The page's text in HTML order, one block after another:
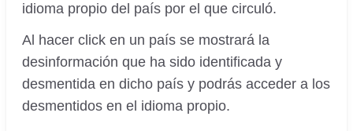
idioma propio del país por el que circuló.
Al hacer click en un país se mostrará la
desinformación que ha sido identificada y
desmentida en dicho país y podrás acceder a los
desmentidos en el idioma propio.